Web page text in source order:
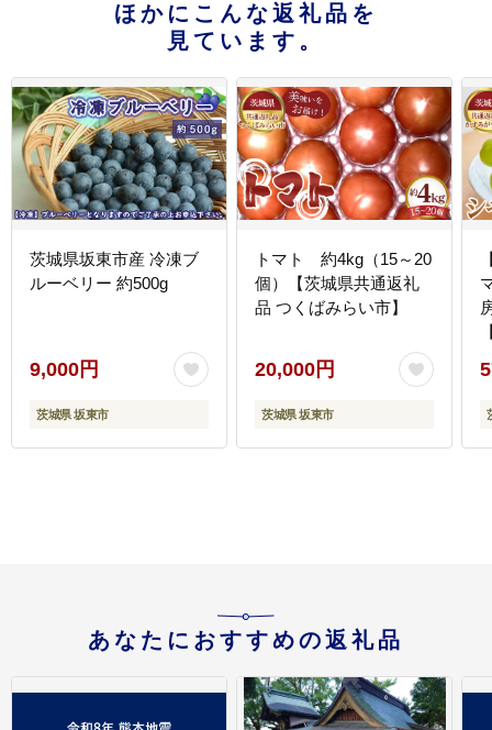
ほかにこんな返礼品を
見ています。
茨城県坂東市産 冷凍ブ
ルーベリー 約500g
9,000円
茨城県 坂東市
トマト 約4kg（15～20
個）【茨城県共通返礼
品 つくばみらい市】
20,000円
茨城県 坂東市
あなたにおすすめの返礼品